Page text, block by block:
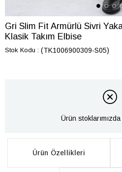
Gri Slim Fit Armürlü Sivri
Klasik Takım Elbise
Stok Kodu (TK1006900309-S05)
Ürün stoklarımızda
Ürün Özellikleri